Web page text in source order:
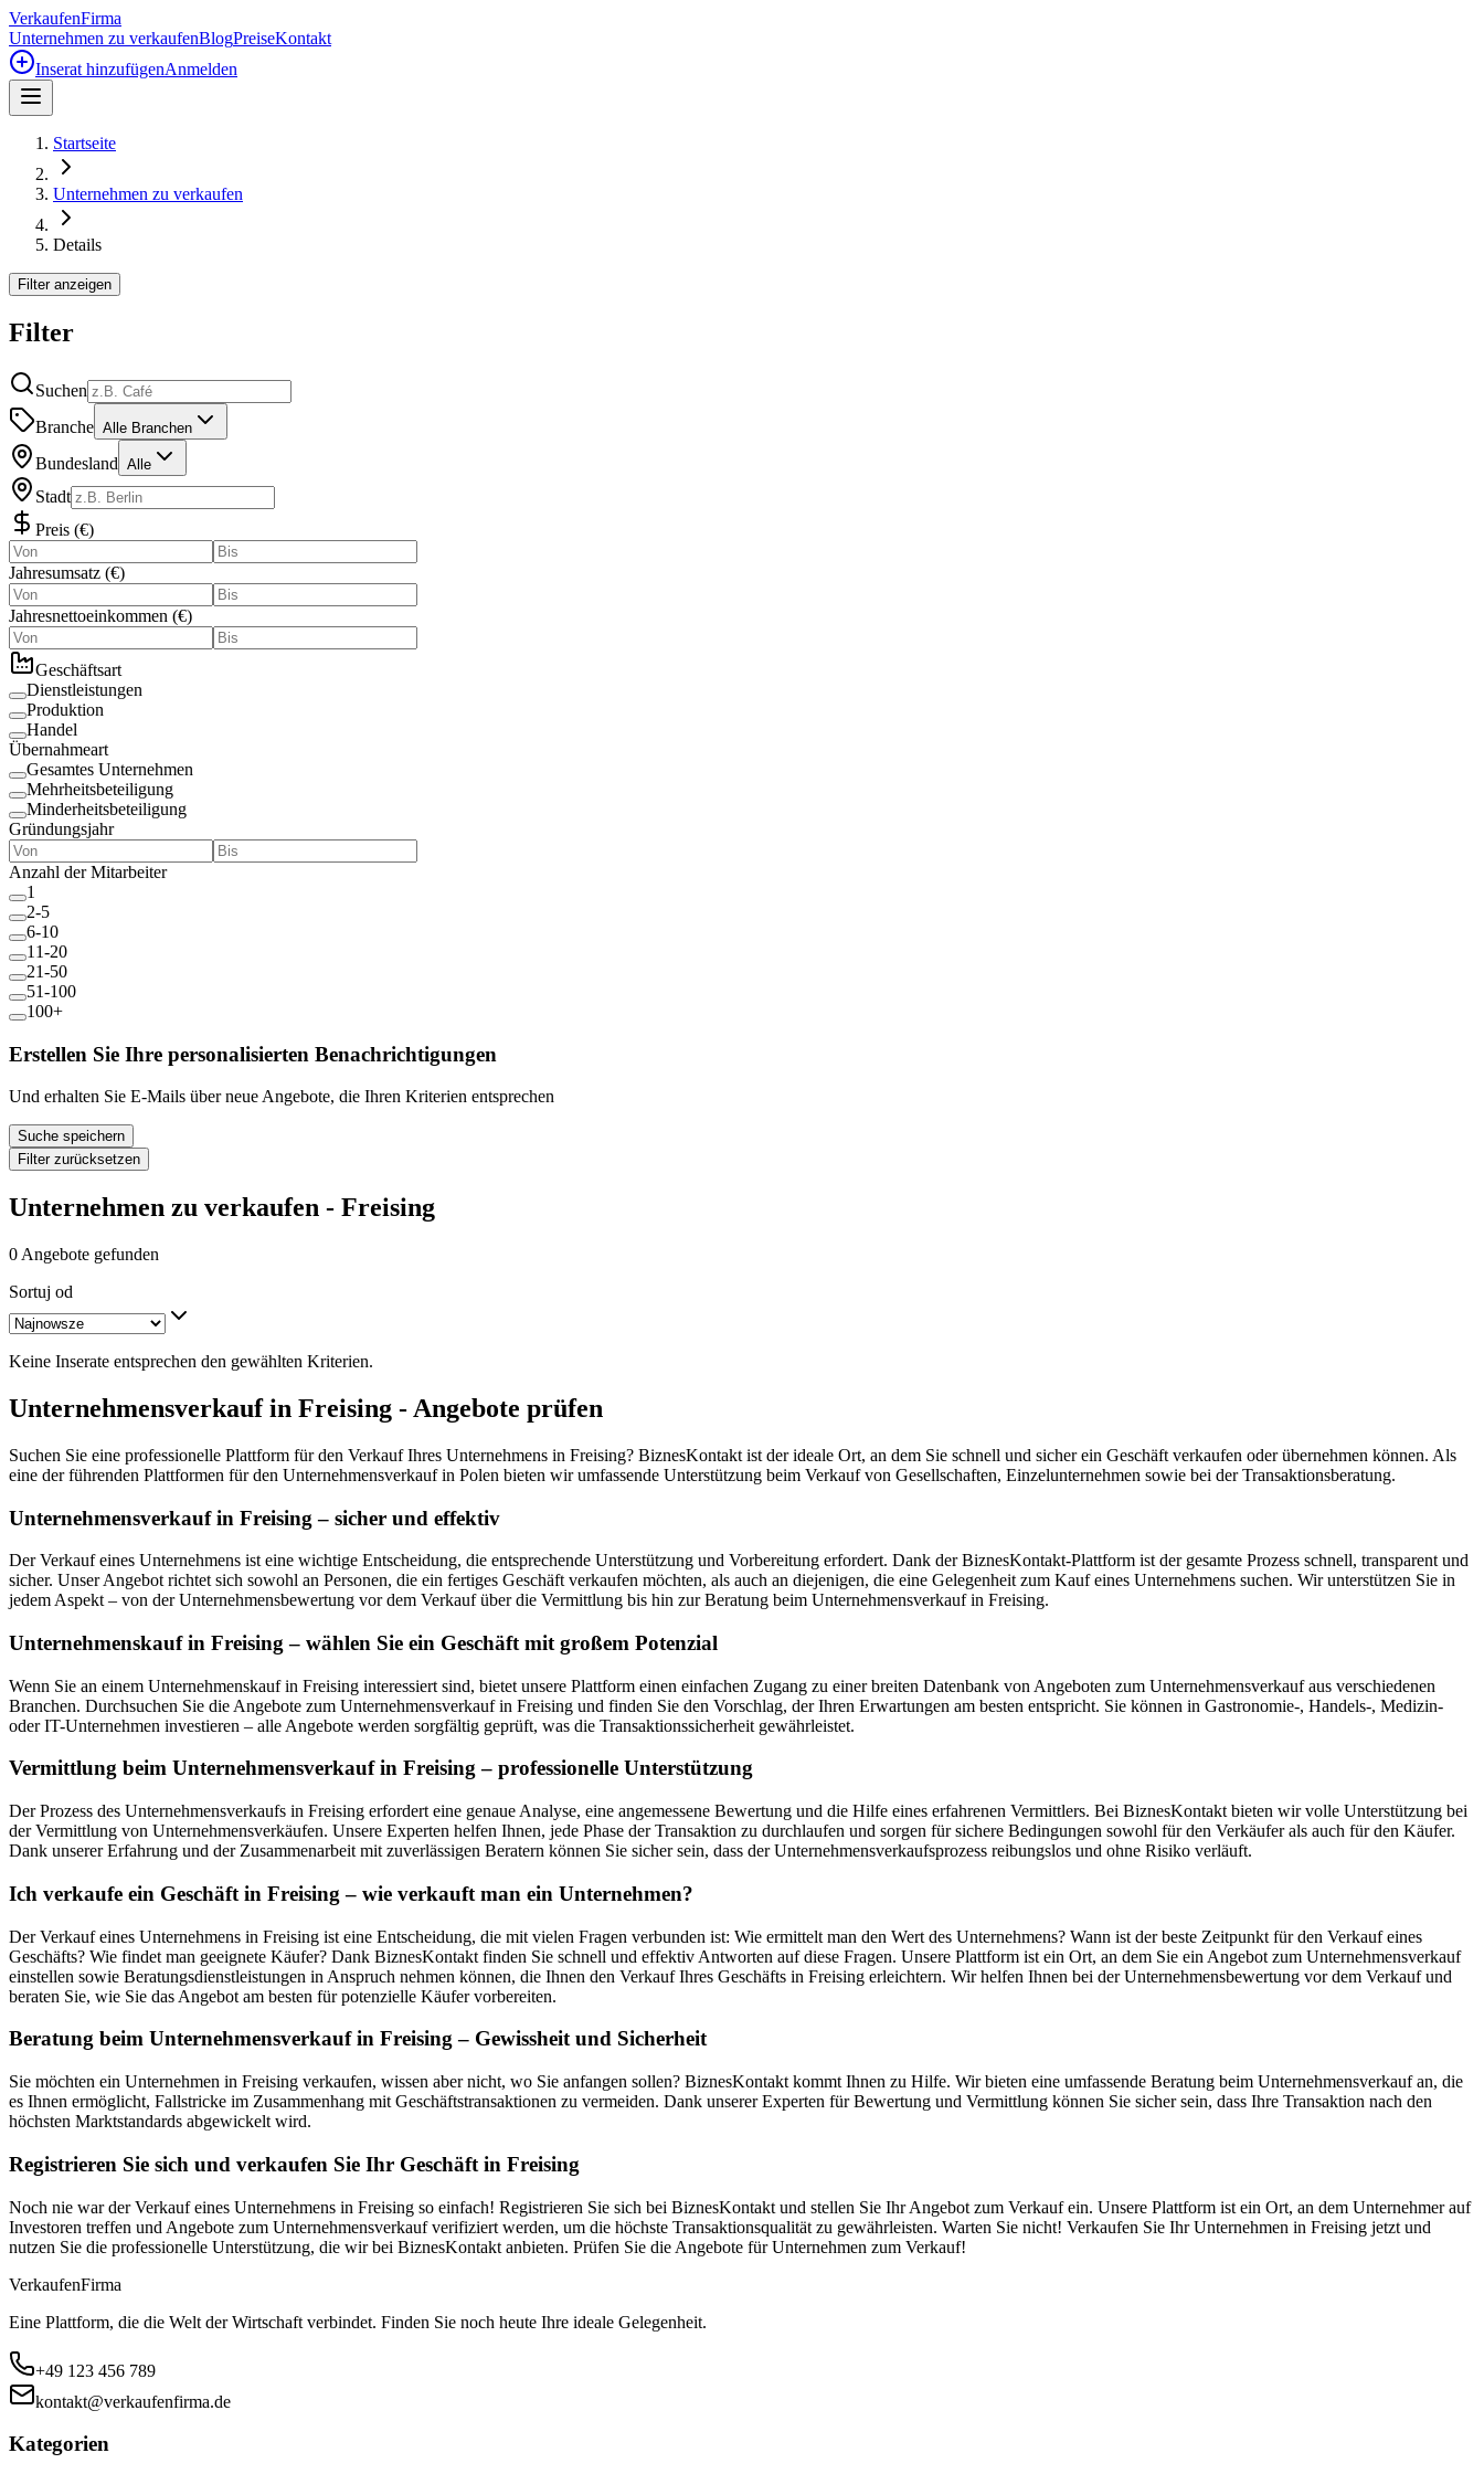
VerkaufenFirma
Unternehmen zu verkaufenBlogPreiseKontakt
Inserat hinzufügenAnmelden
Startseite
Unternehmen zu verkaufen
Details
Filter anzeigen
Filter
Suchen
Branche Alle Branchen
Bundesland Alle
Stadt
Preis (€)
Jahresumsatz (€)
Jahresnettoeinkommen (€)
Geschäftsart
Dienstleistungen
Produktion
Handel
Übernahmeart
Gesamtes Unternehmen
Mehrheitsbeteiligung
Minderheitsbeteiligung
Gründungsjahr
Anzahl der Mitarbeiter
1
2-5
6-10
11-20
21-50
51-100
100+
Erstellen Sie Ihre personalisierten Benachrichtigungen
Und erhalten Sie E-Mails über neue Angebote, die Ihren Kriterien entsprechen
Suche speichern
Filter zurücksetzen
Unternehmen zu verkaufen - Freising
0 Angebote gefunden
Sortuj od
Keine Inserate entsprechen den gewählten Kriterien.
Unternehmensverkauf in Freising - Angebote prüfen
Suchen Sie eine professionelle Plattform für den Verkauf Ihres Unternehmens in Freising? BiznesKontakt ist der ideale Ort, an dem Sie schnell und sicher ein Geschäft verkaufen oder übernehmen können. Als
eine der führenden Plattformen für den Unternehmensverkauf in Polen bieten wir umfassende Unterstützung beim Verkauf von Gesellschaften, Einzelunternehmen sowie bei der Transaktionsberatung.
Unternehmensverkauf in Freising – sicher und effektiv
Der Verkauf eines Unternehmens ist eine wichtige Entscheidung, die entsprechende Unterstützung und Vorbereitung erfordert. Dank der BiznesKontakt-Plattform ist der gesamte Prozess schnell, transparent und
sicher. Unser Angebot richtet sich sowohl an Personen, die ein fertiges Geschäft verkaufen möchten, als auch an diejenigen, die eine Gelegenheit zum Kauf eines Unternehmens suchen. Wir unterstützen Sie in
jedem Aspekt – von der Unternehmensbewertung vor dem Verkauf über die Vermittlung bis hin zur Beratung beim Unternehmensverkauf in Freising.
Unternehmenskauf in Freising – wählen Sie ein Geschäft mit großem Potenzial
Wenn Sie an einem Unternehmenskauf in Freising interessiert sind, bietet unsere Plattform einen einfachen Zugang zu einer breiten Datenbank von Angeboten zum Unternehmensverkauf aus verschiedenen
Branchen. Durchsuchen Sie die Angebote zum Unternehmensverkauf in Freising und finden Sie den Vorschlag, der Ihren Erwartungen am besten entspricht. Sie können in Gastronomie-, Handels-, Medizin-
oder IT-Unternehmen investieren – alle Angebote werden sorgfältig geprüft, was die Transaktionssicherheit gewährleistet.
Vermittlung beim Unternehmensverkauf in Freising – professionelle Unterstützung
Der Prozess des Unternehmensverkaufs in Freising erfordert eine genaue Analyse, eine angemessene Bewertung und die Hilfe eines erfahrenen Vermittlers. Bei BiznesKontakt bieten wir volle Unterstützung bei
der Vermittlung von Unternehmensverkäufen. Unsere Experten helfen Ihnen, jede Phase der Transaktion zu durchlaufen und sorgen für sichere Bedingungen sowohl für den Verkäufer als auch für den Käufer.
Dank unserer Erfahrung und der Zusammenarbeit mit zuverlässigen Beratern können Sie sicher sein, dass der Unternehmensverkaufsprozess reibungslos und ohne Risiko verläuft.
Ich verkaufe ein Geschäft in Freising – wie verkauft man ein Unternehmen?
Der Verkauf eines Unternehmens in Freising ist eine Entscheidung, die mit vielen Fragen verbunden ist: Wie ermittelt man den Wert des Unternehmens? Wann ist der beste Zeitpunkt für den Verkauf eines
Geschäfts? Wie findet man geeignete Käufer? Dank BiznesKontakt finden Sie schnell und effektiv Antworten auf diese Fragen. Unsere Plattform ist ein Ort, an dem Sie ein Angebot zum Unternehmensverkauf
einstellen sowie Beratungsdienstleistungen in Anspruch nehmen können, die Ihnen den Verkauf Ihres Geschäfts in Freising erleichtern. Wir helfen Ihnen bei der Unternehmensbewertung vor dem Verkauf und
beraten Sie, wie Sie das Angebot am besten für potenzielle Käufer vorbereiten.
Beratung beim Unternehmensverkauf in Freising – Gewissheit und Sicherheit
Sie möchten ein Unternehmen in Freising verkaufen, wissen aber nicht, wo Sie anfangen sollen? BiznesKontakt kommt Ihnen zu Hilfe. Wir bieten eine umfassende Beratung beim Unternehmensverkauf an, die
es Ihnen ermöglicht, Fallstricke im Zusammenhang mit Geschäftstransaktionen zu vermeiden. Dank unserer Experten für Bewertung und Vermittlung können Sie sicher sein, dass Ihre Transaktion nach den
höchsten Marktstandards abgewickelt wird.
Registrieren Sie sich und verkaufen Sie Ihr Geschäft in Freising
Noch nie war der Verkauf eines Unternehmens in Freising so einfach! Registrieren Sie sich bei BiznesKontakt und stellen Sie Ihr Angebot zum Verkauf ein. Unsere Plattform ist ein Ort, an dem Unternehmer auf
Investoren treffen und Angebote zum Unternehmensverkauf verifiziert werden, um die höchste Transaktionsqualität zu gewährleisten. Warten Sie nicht! Verkaufen Sie Ihr Unternehmen in Freising jetzt und
nutzen Sie die professionelle Unterstützung, die wir bei BiznesKontakt anbieten. Prüfen Sie die Angebote für Unternehmen zum Verkauf!
VerkaufenFirma
Eine Plattform, die die Welt der Wirtschaft verbindet. Finden Sie noch heute Ihre ideale Gelegenheit.
+49 123 456 789
kontakt@verkaufenfirma.de
Kategorien